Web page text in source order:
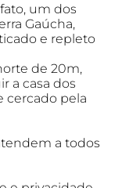
um dos
Gaúcha,
e repleto
de 20m,
a casa dos
cercado pela
a todos